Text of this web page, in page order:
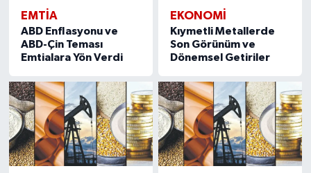
EMTIA
ABD Enflasyonu ve
ABD-Çin Teması
Emtialara Yön Verdi
EKONOMI
Kıymetli Metallerde
Son Görünüm ve
Dönemsel Getiriler